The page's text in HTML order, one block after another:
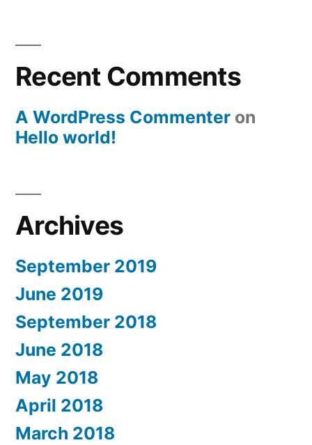
Recent Comments
A WordPress Commenter on
Hello world!
Archives
September 2019
June 2019
September 2018
June 2018
May 2018
April 2018
March 2018